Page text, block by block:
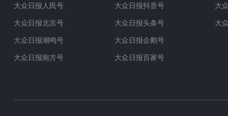
大众日报人民号
大众日报北京号
大众日报潮鸣号
大众日报南方号
大众日报抖音号
大众日报头条号
大众日报企鹅号
大众日报百家号
大
大